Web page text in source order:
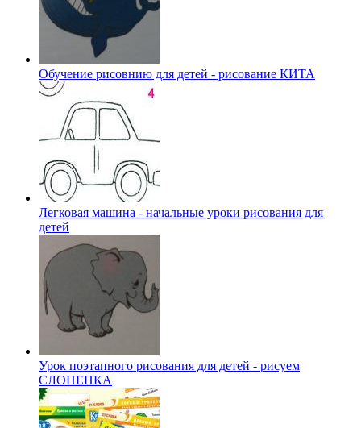
Обучение рисовнию для детей - рисование КИТА
Легковая машина - начальные уроки рисования для
детей
Урок поэтапного рисования для детей - рисуем
СЛОНЕНКА